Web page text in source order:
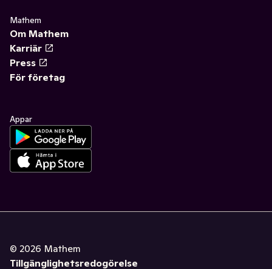
Mathem
Om Mathem
Karriär
Press
För företag
Appar
© 2026 Mathem
Tillgänglighetsredogörelse